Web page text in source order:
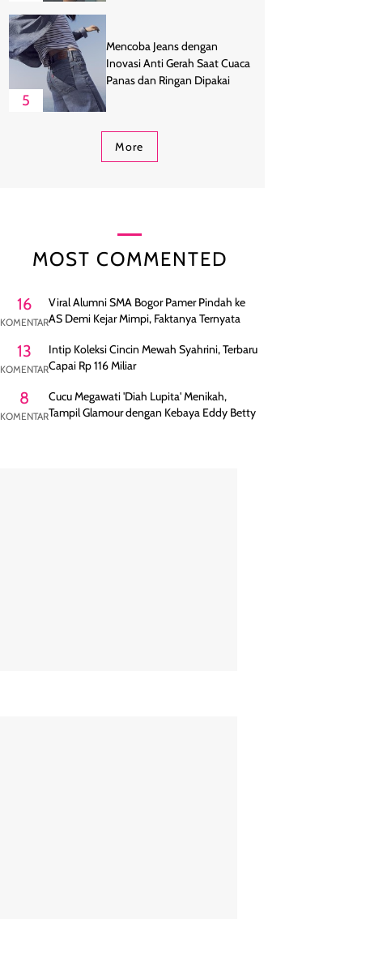
5
Mencoba Jeans dengan
Inovasi Anti Gerah Saat Cuaca
Panas dan Ringan Dipakai
More
MOST COMMENTED
16
KOMENTAR
Viral Alumni SMA Bogor Pamer Pindah ke
AS Demi Kejar Mimpi, Faktanya Ternyata
13
KOMENTAR
Intip Koleksi Cincin Mewah Syahrini, Terbaru
Capai Rp 116 Miliar
8
KOMENTAR
Cucu Megawati 'Diah Lupita' Menikah,
Tampil Glamour dengan Kebaya Eddy Betty